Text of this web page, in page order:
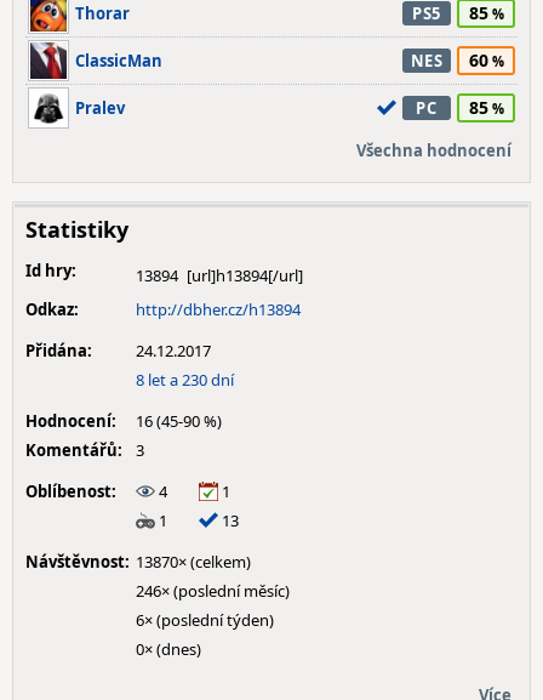
Thorar PS5 85
ClassicMan NES 60
Pralev PC 85
Všechna hodnocení
Statistiky
Id hry:
13894
Odkaz:
http://dbher.cz/h13894
Přidána:
24.12.2017
8 let a 230 dní
Hodnocení:
16 (45-90 %)
Komentářů:
3
Oblíbenost:
4
1
1
13
Návštěvnost: 13870× (celkem)
246× (poslední měsíc)
6× (poslední týden)
0× (dnes)
Více